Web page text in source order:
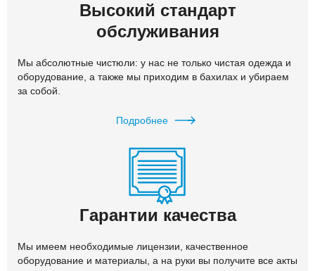
Высокий стандарт
обслуживания
Мы абсолютные чистюли: у нас не только чистая одежда и
оборудование, а также мы приходим в бахилах и убираем
за собой.
Подробнее
Гарантии качества
Мы имеем необходимые лицензии, качественное
оборудование и материалы, а на руки вы получите все акты